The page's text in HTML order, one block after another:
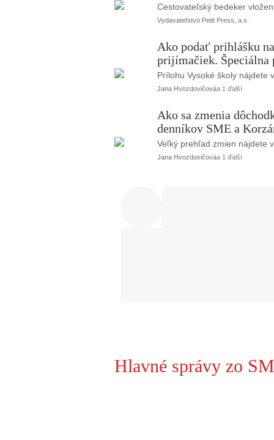
Cestovateľský bedeker
Vydavateľstvo Petit Press, a.s.
Ako podať prihlášku
prijímačiek. Špeciálna
Prílohu Vysoké školy nájdete
Jana Hvozdovičováa 1 ďalší
Ako sa zmenia
denníkov SME a
Veľký prehľad zmien nájdete
Jana Hvozdovičováa 1 ďalší
Hlavné správy zo